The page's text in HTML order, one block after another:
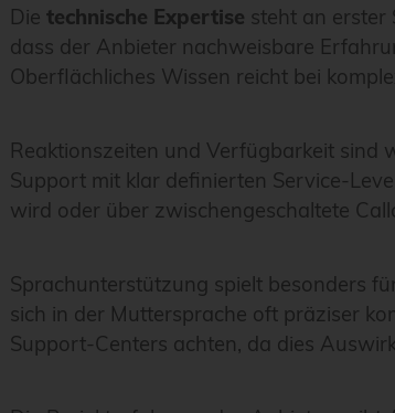
Die technische Expertise steht an erster
dass der Anbieter nachweisbare
Oberflächliches Wissen reicht bei
Reaktionszeiten und Verfügbarkeit sind
Support mit klar definierten Service-
wird oder über zwischengeschaltete
Sprachunterstützung spielt besonders
sich in der Muttersprache oft präziser
Support-Centers achten, da dies